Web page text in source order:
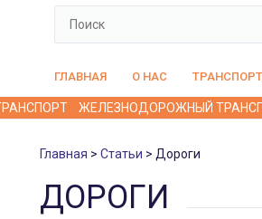
ГЛАВНАЯ О НАС
ЖЕЛЕЗНОДОРОЖНЫЙ
Главная Статьи Дороги
ДОРОГИ